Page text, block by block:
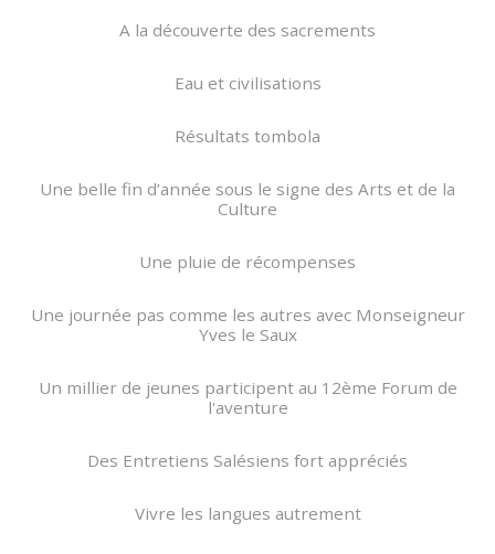
A la découverte des sacrements
Eau et civilisations
Résultats tombola
Une belle fin d’année sous le signe des Arts et de la
Culture
Une pluie de récompenses
Une journée pas comme les autres avec Monseigneur
Yves le Saux
Un millier de jeunes participent au 12ème Forum de
l'aventure
Des Entretiens Salésiens fort appréciés
Vivre les langues autrement